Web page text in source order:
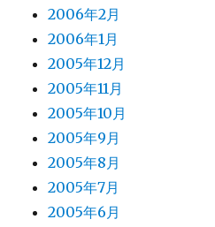
2006年2月
2006年1月
2005年12月
2005年11月
2005年10月
2005年9月
2005年8月
2005年7月
2005年6月